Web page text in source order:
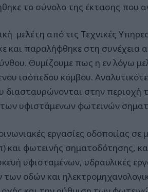
το σύνολο της έκτασης που
μελέτη από τις Τεχνικές
και παραλήφθηκε στη συνέχεια
Θυμίζουμε πως η εν λόγω
ισόπεδου κόμβου.
στην περιοχή
των υφιστάμενων φωτεινών
εργασίες οδοποιίας σε
και φωτεινής σηματοδότησης,
υφισταμένων, υδραυλικές
οδών και